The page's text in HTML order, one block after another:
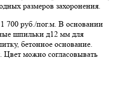
размеров захоронения.
700 руб./пог.м. В основании
шпильки д12 мм для
бетонное основание.
можно согласовывать